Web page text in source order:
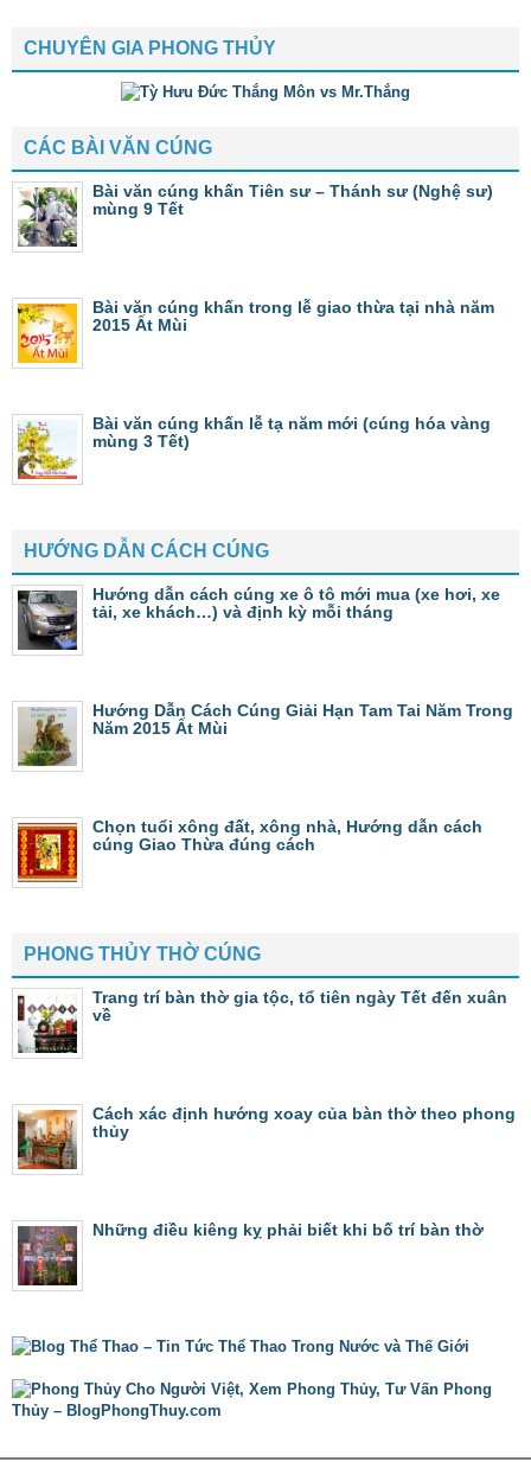
CHUYÊN GIA PHONG THỦY
CÁC BÀI VĂN CÚNG
Bài văn cúng khấn Tiên sư – Thánh sư (Nghệ sư)
mùng 9 Tết
Bài văn cúng khấn trong lễ giao thừa tại nhà năm
2015 Ất Mùi
Bài văn cúng khấn lễ tạ năm mới (cúng hóa vàng
mùng 3 Tết)
HƯỚNG DẪN CÁCH CÚNG
Hướng dẫn cách cúng xe ô tô mới mua (xe hơi, xe
tải, xe khách…) và định kỳ mỗi tháng
Hướng Dẫn Cách Cúng Giải Hạn Tam Tai Năm Trong
Năm 2015 Ất Mùi
Chọn tuổi xông đất, xông nhà, Hướng dẫn cách
cúng Giao Thừa đúng cách
PHONG THỦY THỜ CÚNG
Trang trí bàn thờ gia tộc, tổ tiên ngày Tết đến xuân
về
Cách xác định hướng xoay của bàn thờ theo phong
thủy
Những điều kiêng kỵ phải biết khi bố trí bàn thờ